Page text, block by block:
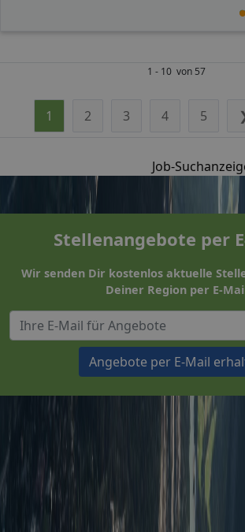
1 - 10 von 57
1 2 3 4 5
Job-
Stellenangebote per
Wir senden Dir kostenlos aktuelle
Deiner Region per E-
Angebote per E-Mail